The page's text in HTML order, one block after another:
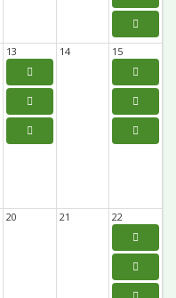
13 14 15
20 21 22